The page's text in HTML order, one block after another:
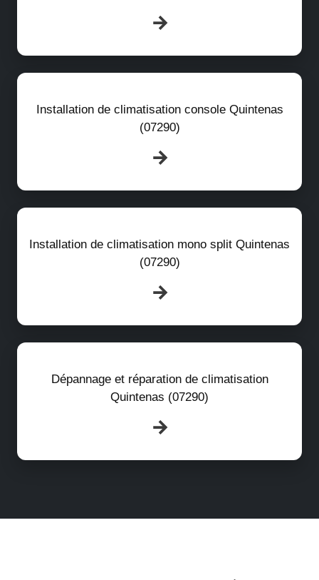
Installation de climatisation console Quintenas
(07290)
Installation de climatisation mono split Quintenas
(07290)
Dépannage et réparation de climatisation
Quintenas (07290)